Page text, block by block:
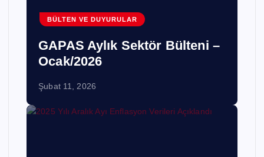
BÜLTEN VE DUYURULAR
GAPAS Aylık Sektör Bülteni –
Ocak/2026
Şubat 11, 2026